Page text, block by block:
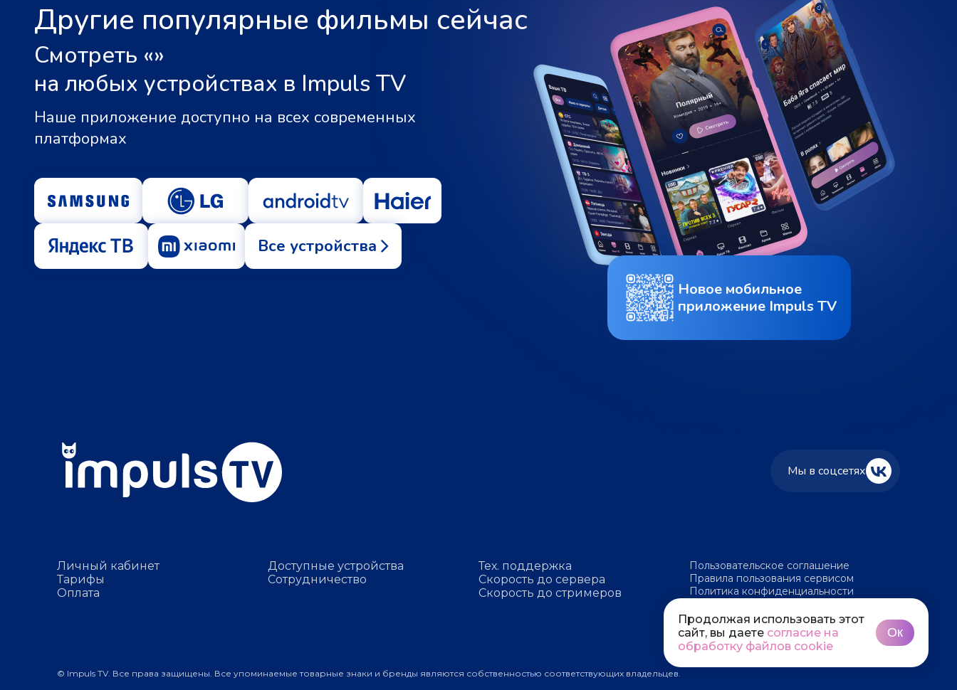
Другие популярные фильмы сейчас
Смотреть «»
на любых устройствах в Impuls TV
Наше приложение доступно на всех современных
платформах
Все устройства
Новое мобильное
приложение Impuls TV
Мы в соцсетях
Личный кабинет
Тарифы
Оплата
Доступные устройства
Сотрудничество
Тех. поддержка
Скорость до сервера
Скорость до стримеров
Пользовательское соглашение
Правила пользования сервисом
Политика конфиденциальности
© Impuls TV. Все права защищены. Все упоминаемые товарные знаки и бренды являются собственностью соответствующих владельцев.
Продолжая использовать этот
сайт, вы даете согласие на
обработку файлов cookie
Ок